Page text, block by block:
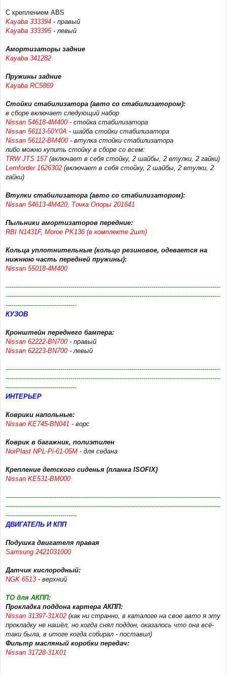
С креплением ABS
Kayaba 333394 - правый
Kayaba 333395- левый
Амортизаторы задние
Kayaba 341282
Пружины задние
Kayaba RC5869
Стойки стабилизатора (авто со стабилизатором):
в сборе включает следующий набор
Nissan 54618-4M400- стойка стабилизатора
Nissan 56113-50Y0A - шайба стойки стабилизатора
Nissan 56112-BM400- втулка стойки стабилизатора
либо можно купить стойку в сборе со всем:
TRW JTS 157(включает в себя стойку, 2 шайбы, 2 втулки, 2 гайки)
Lemforder 1626302 (включает в себя стойку, 2 шайбы, 2 втулки, 2
гайки)
Втулки стабилизатора (авто со стабилизатором):
Nissan 54613-4M420, Точка Опоры 201641
Пыльники амортизаторов передние:
RBI N1431F, Moroe PK136 (в комплекте 2шт)
Кольца уплотнительные (кольцо резиновое, одевается на
нижнюю часть передней пружины):
Nissan 55018-4M400
----------------------------------------------------------------------------------------------------------
----------------------------------------------------------------------------------------------------------
-----------------------------------
КУЗОВ
Кронштейн переднего бампера:
Nissan 62222-BN700- правый
Nissan 62223-BN700- левый
----------------------------------------------------------------------------------------------------------
----------------------------------------------------------------------------------------------------------
-----------------------------------
ИНТЕРЬЕР
Коврики напольные:
Nissan KE745-BN041 - ворс
Коврик в багажник, полиэтилен
NorPlast NPL-Pi-61-05M - для седана
Крепление детского сиденья (планка ISOFIX)
Nissan KE531-BM000
----------------------------------------------------------------------------------------------------------
----------------------------------------------------------------------------------------------------------
-----------------------------------
ДВИГАТЕЛЬ И КПП
Подушка двигателя правая
Samsung 2421031000
Датчик кислородный:
NGK 6513 - верхний
ТО для АКПП:
Прокладка поддона картера АКПП:
Nissan 31397-31X02 (как ни странно, в каталоге на свое авто я эту
прокладку не нашёл, но когда снял поддон, оказалось что она всё-
таки была, в итоге когда собирал - поставил)
Фильтр масляный коробки передач:
Nissan 31728-31X01